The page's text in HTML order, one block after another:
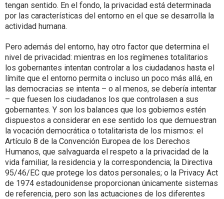
tengan sentido. En el fondo, la privacidad está determinada
por las características del entorno en el que se desarrolla la
actividad humana.
Pero además del entorno, hay otro factor que determina el
nivel de privacidad: mientras en los regímenes totalitarios
los gobernantes intentan controlar a los ciudadanos hasta el
límite que el entorno permita o incluso un poco más allá, en
las democracias se intenta – o al menos, se debería intentar
– que fuesen los ciudadanos los que controlasen a sus
gobernantes. Y son los balances que los gobiernos estén
dispuestos a considerar en ese sentido los que demuestran
la vocación democrática o totalitarista de los mismos: el
Artículo 8 de la Convención Europea de los Derechos
Humanos, que salvaguarda el respeto a la privacidad de la
vida familiar, la residencia y la correspondencia; la Directiva
95/46/EC que protege los datos personales; o la Privacy Act
de 1974 estadounidense proporcionan únicamente sistemas
de referencia, pero son las actuaciones de los diferentes